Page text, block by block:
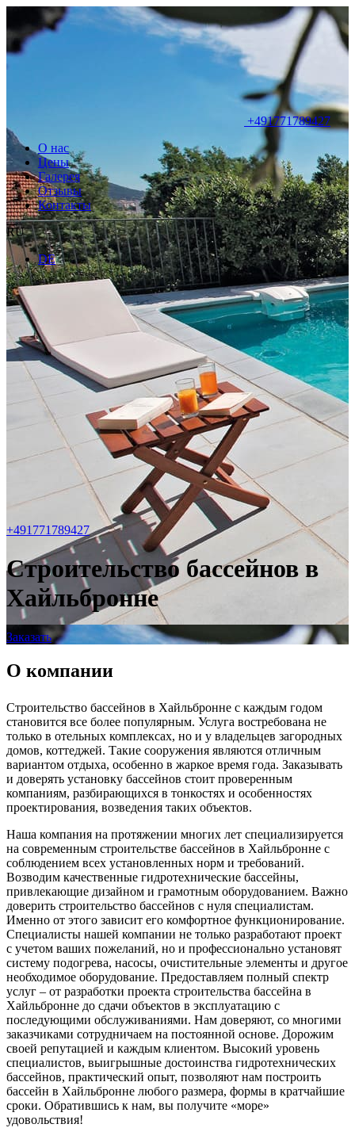
+491771789427
О нас
Цены
Галерея
Отзывы
Контакты
RU
DE
+491771789427
Строительство бассейнов в
Хайльбронне
Заказать
О компании
Строительство бассейнов в Хайльбронне с каждым годом
становится все более популярным. Услуга востребована не
только в отельных комплексах, но и у владельцев загородных
домов, коттеджей. Такие сооружения являются отличным
вариантом отдыха, особенно в жаркое время года. Заказывать
и доверять установку бассейнов стоит проверенным
компаниям, разбирающихся в тонкостях и особенностях
проектирования, возведения таких объектов.
Наша компания на протяжении многих лет специализируется
на современным строительстве бассейнов в Хайльбронне с
соблюдением всех установленных норм и требований.
Возводим качественные гидротехнические бассейны,
привлекающие дизайном и грамотным оборудованием. Важно
доверить строительство бассейнов с нуля специалистам.
Именно от этого зависит его комфортное функционирование.
Специалисты нашей компании не только разработают проект
с учетом ваших пожеланий, но и профессионально установят
систему подогрева, насосы, очистительные элементы и другое
необходимое оборудование. Предоставляем полный спектр
услуг – от разработки проекта строительства бассейна в
Хайльбронне до сдачи объектов в эксплуатацию с
последующими обслуживаниями. Нам доверяют, со многими
заказчиками сотрудничаем на постоянной основе. Дорожим
своей репутацией и каждым клиентом. Высокий уровень
специалистов, выигрышные достоинства гидротехнических
бассейнов, практический опыт, позволяют нам построить
бассейн в Хайльбронне любого размера, формы в кратчайшие
сроки. Обратившись к нам, вы получите «море»
удовольствия!